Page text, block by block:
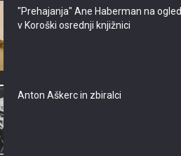
"Prehajanja" Ane Haberman na ogled
v Koroški osrednji knjižnici
Anton Aškerc in zbiralci